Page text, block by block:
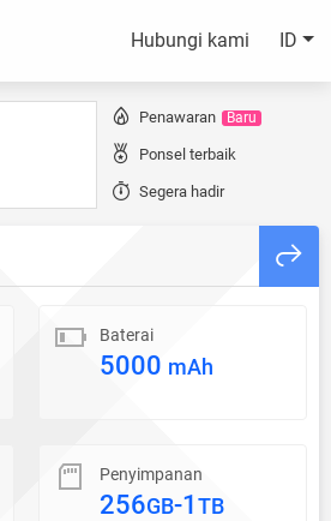
Hubungi kami ID
Penawaran Baru
Ponsel terbaik
Segera hadir
Baterai
5000 mAh
Penyimpanan
256GB-1 TB